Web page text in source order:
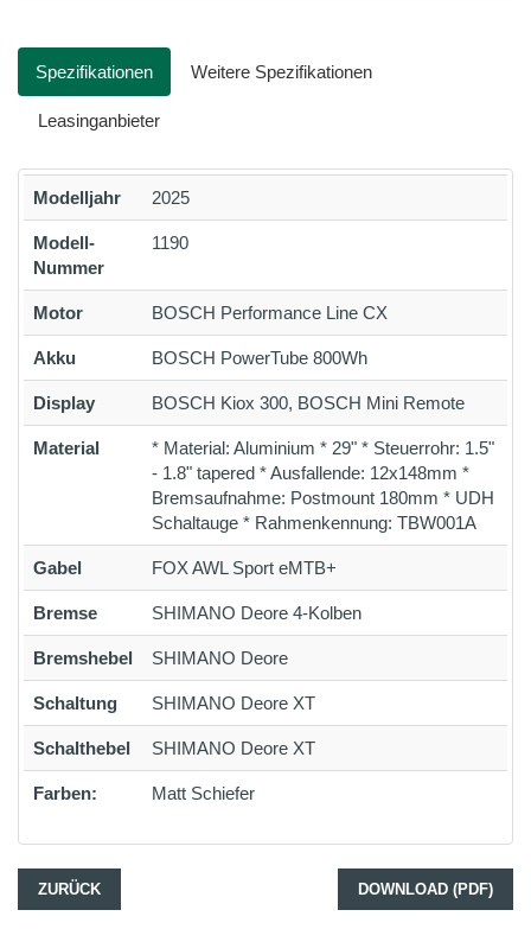
Spezifikationen Weitere Spezifikationen
Leasinganbieter
Modelljahr 2025
Modell-
Nummer
1190
Motor BOSCH Performance Line CX
Akku BOSCH PowerTube 800Wh
Display BOSCH Kiox 300, BOSCH Mini Remote
Material
* Material: Aluminium * 29" * Steuerrohr: 1.5"
- 1.8" tapered * Ausfallende: 12x148mm *
Bremsaufnahme: Postmount 180mm * UDH
Schaltauge * Rahmenkennung: TBW001A
Gabel FOX AWL Sport eMTB+
Bremse SHIMANO Deore 4-Kolben
Bremshebel SHIMANO Deore
Schaltung SHIMANO Deore XT
Schalthebel SHIMANO Deore XT
Farben: Matt Schiefer
ZURÜCK DOWNLOAD (PDF)